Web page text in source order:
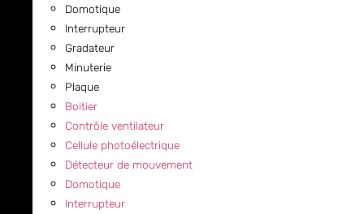
Domotique
Interrupteur
Gradateur
Minuterie
Plaque
Boitier
Contrôle ventilateur
Cellule photoélectrique
Détecteur de mouvement
Domotique
Interrupteur